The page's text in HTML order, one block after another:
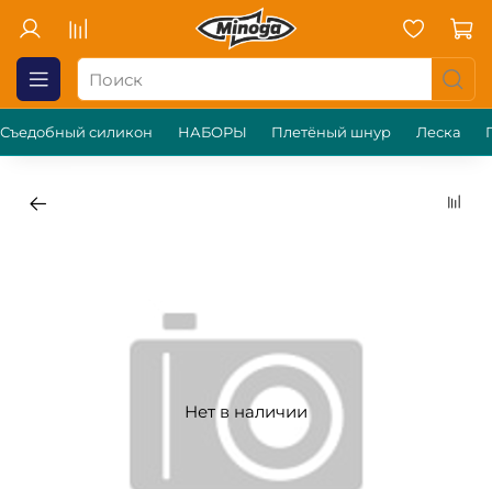
Съедобный силикон НАБОРЫ Плетёный шнур Леска
Нет в наличии